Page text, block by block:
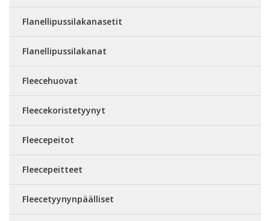
Flanellipussilakanasetit
Flanellipussilakanat
Fleecehuovat
Fleecekoristetyynyt
Fleecepeitot
Fleecepeitteet
Fleecetyynynpäälliset